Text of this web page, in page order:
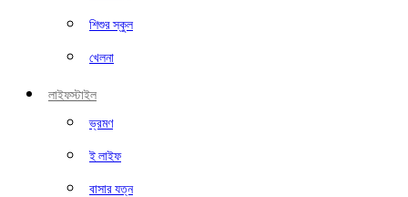
শিশুর স্কুল
খেলনা
লাইফস্টাইল
ভ্রমণ
ই লাইফ
বাসার যত্ন